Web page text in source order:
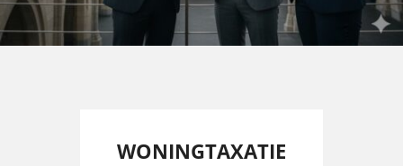
WONINGTAXATIE